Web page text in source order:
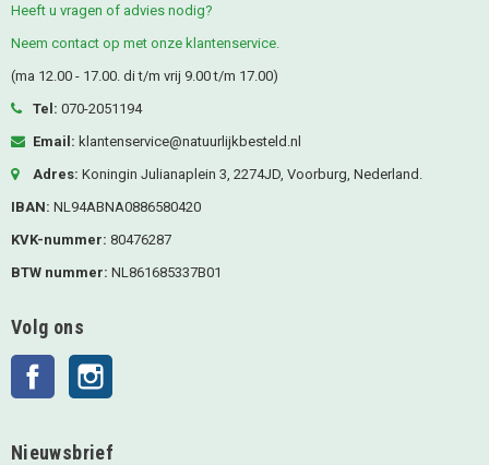
Heeft u vragen of advies nodig?
Neem contact op met onze klantenservice.
(ma 12.00 - 17.00. di t/m vrij 9.00 t/m 17.00)
Tel: 070-2051194
Email: klantenservice@natuurlijkbesteld.nl
Adres: Koningin Julianaplein 3, 2274JD, Voorburg, Nederland.
IBAN: NL94ABNA0886580420
KVK-nummer: 80476287
BTW nummer: NL861685337B01
Volg ons
Facebook
Nieuwsbrief